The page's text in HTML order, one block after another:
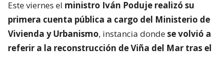
Este viernes el ministro Iván Poduje realizó su
primera cuenta pública a cargo del Ministerio de
Vivienda y Urbanismo, instancia dondese volvió a
referir a la reconstrucción de Viña del Mar tras el